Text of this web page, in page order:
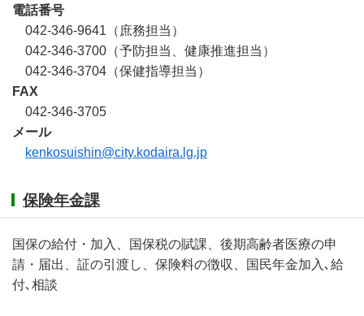
電話番号
042-346-9641（庶務担当）
042-346-3700（予防担当、健康推進担当）
042-346-3704（保健指導担当）
FAX
042-346-3705
メール
kenkosuishin@city.kodaira.lg.jp
保険年金課
国保の給付・加入、国保税の賦課、後期高齢者医療の申
請・届出、証の引渡し、保険料の徴収、国民年金加入､給
付､相談